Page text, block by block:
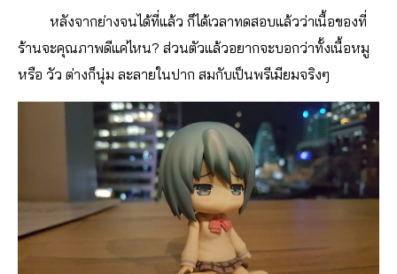
หลังจากย่างจนได้ที่แล้ว ก็ได้เวลาทดสอบแล้วว่าเนื้อของที่
ร้านจะคุณภาพดีแค่ไหน? ส่วนตัวแล้วอยากจะบอกว่าทั้งเนื้อหมู
หรือ วัว ต่างก็นุ่ม ละลายในปาก สมกับเป็นพรีเมียมจริงๆ